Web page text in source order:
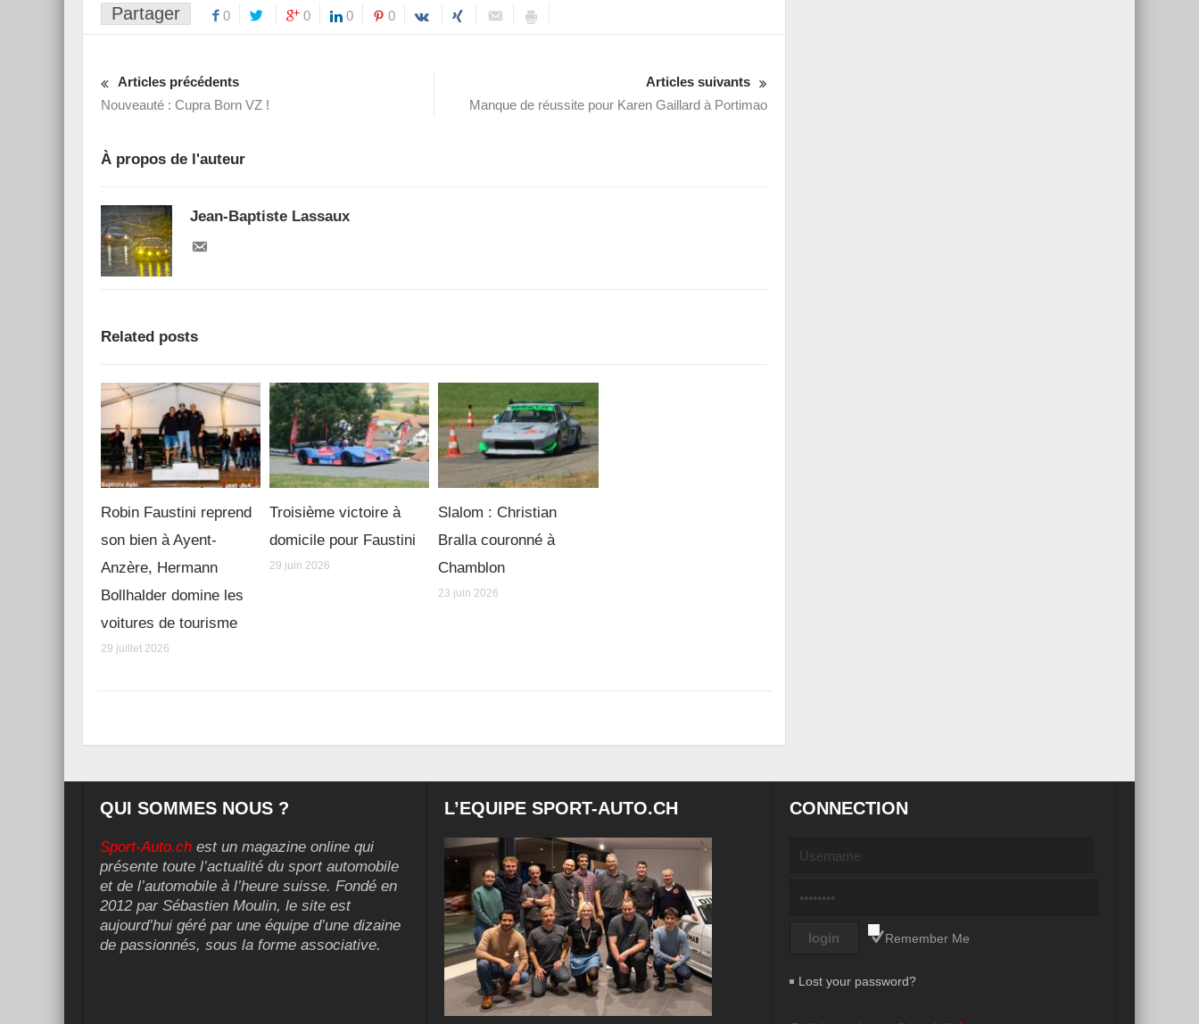
Partager 0 0 0 0
Articles précédents
Nouveauté : Cupra Born VZ !
Articles suivants
Manque de réussite pour Karen Gaillard à Portimao
À propos de l'auteur
Jean-Baptiste Lassaux
Related posts
Robin Faustini reprend
son bien à Ayent-
Anzère, Hermann
Bollhalder domine les
voitures de tourisme
29 juillet 2026
Troisième victoire à
domicile pour Faustini
29 juin 2026
Slalom : Christian
Bralla couronné à
Chamblon
23 juin 2026
QUI SOMMES NOUS ?
Sport-Auto.ch est un magazine online qui
présente toute l’actualité du sport automobile
et de l’automobile à l’heure suisse. Fondé en
2012 par Sébastien Moulin, le site est
aujourd’hui géré par une équipe d’une dizaine
de passionnés, sous la forme associative.
L’EQUIPE SPORT-AUTO.CH CONNECTION
Remember Me
Lost your password?